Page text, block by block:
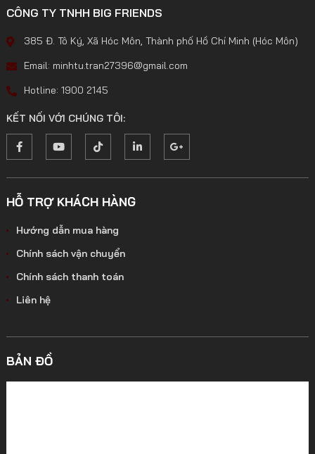
CÔNG TY TNHH BIG FRIENDS
385 Đ. Tô Ký, Xã Hóc Môn, Thành phố Hồ Chí Minh (Hóc Môn)
Email: minhtu.tran27396@gmail.com
Hotline: 1900 2145
KẾT NỐI VỚI CHÚNG TÔI:
HỖ TRỢ KHÁCH HÀNG
Hướng dẫn mua hàng
Chính sách vận chuyển
Chính sách thanh toán
Liên hệ
BẢN ĐỒ